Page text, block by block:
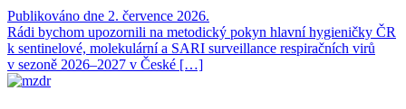
Publikováno dne 2. července 2026.
Rádi bychom upozornili na metodický pokyn hlavní hygieničky ČR
k sentinelové, molekulární a SARI surveillance respiračních virů
v sezoně 2026–2027 v České […]